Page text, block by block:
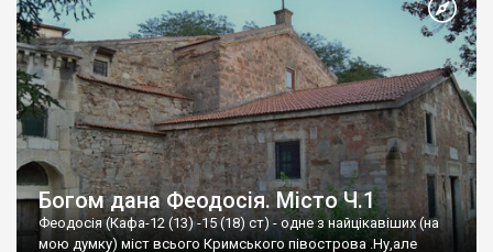
Богом дана Феодосія. Місто Ч.1
Феодосія (Кафа-12 (13) -15 (18) ст) - одне з найцікавіших (на
мою думку) міст всього Кримського півострова .Ну,але